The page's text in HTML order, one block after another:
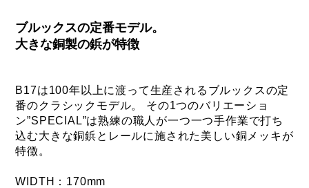
ブルックスの定番モデル。
大きな銅製の鋲が特徴
B17は100年以上に渡って生産されるブルックスの定
番のクラシックモデル。 その1つのバリエーショ
ン”SPECIAL”は熟練の職人が一つ一つ手作業で打ち
込む大きな銅鋲とレールに施された美しい銅メッキが
特徴。
WIDTH：170mm